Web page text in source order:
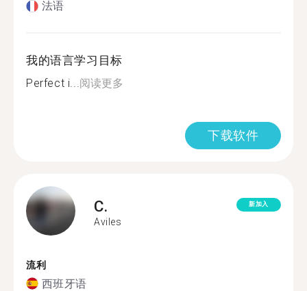
法语
我的语言学习目标
Perfect i...阅读更多
下载软件
C.
Aviles
新加入
流利
西班牙语